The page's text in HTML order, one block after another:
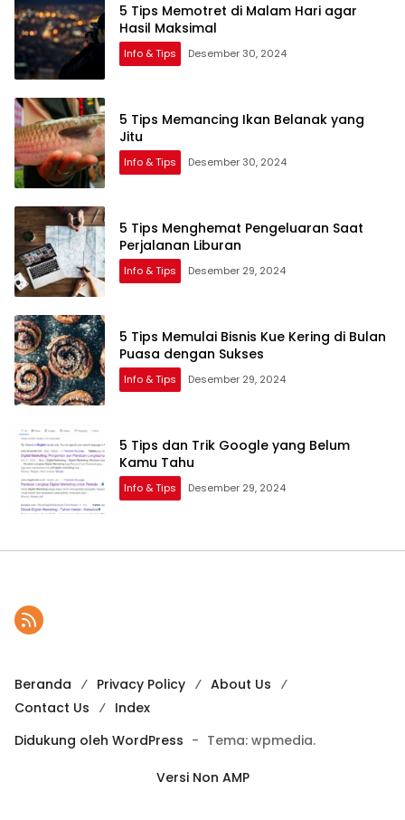
5 Tips Memotret di Malam Hari agar
Hasil Maksimal
Info & Tips Desember 30, 2024
5 Tips Memancing Ikan Belanak yang
Jitu
Info & Tips Desember 30, 2024
5 Tips Menghemat Pengeluaran Saat
Perjalanan Liburan
Info & Tips Desember 29, 2024
5 Tips Memulai Bisnis Kue Kering di Bulan
Puasa dengan Sukses
Info & Tips Desember 29, 2024
5 Tips dan Trik Google yang Belum
Kamu Tahu
Info & Tips Desember 29, 2024
Beranda Privacy Policy
About Us
Contact Us
Index
Didukung oleh WordPress - Tema: wpmedia.
Versi Non AMP